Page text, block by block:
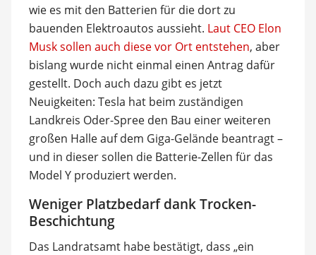
wie es mit den Batterien für die dort zu
bauenden Elektroautos aussieht. Laut CEO Elon
Musk sollen auch diese vor Ort entstehen, aber
bislang wurde nicht einmal einen Antrag dafür
gestellt. Doch auch dazu gibt es jetzt
Neuigkeiten: Tesla hat beim zuständigen
Landkreis Oder-Spree den Bau einer weiteren
großen Halle auf dem Giga-Gelände beantragt –
und in dieser sollen die Batterie-Zellen für das
Model Y produziert werden.
Weniger Platzbedarf dank Trocken-
Beschichtung
Das Landratsamt habe bestätigt, dass „ein